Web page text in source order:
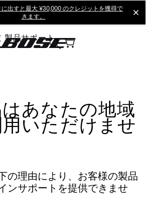
に出すと最大 ¥30,000 のクレジットを獲得で
きます。
製品サポート
あなたの地域
いただけませ
の理由により、お客様の製品
ンサポートを提供できませ